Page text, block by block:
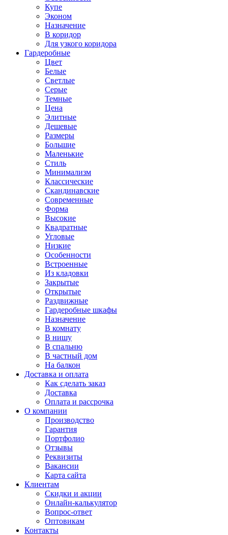
Купе
Эконом
Назначение
В коридор
Для узкого коридора
Гардеробные
Цвет
Белые
Светлые
Серые
Темные
Цена
Элитные
Дешевые
Размеры
Большие
Маленькие
Стиль
Минимализм
Классические
Скандинавские
Современные
Форма
Высокие
Квадратные
Угловые
Низкие
Особенности
Встроенные
Из кладовки
Закрытые
Открытые
Раздвижные
Гардеробные шкафы
Назначение
В комнату
В нишу
В спальню
В частный дом
На балкон
Доставка и оплата
Как сделать заказ
Доставка
Оплата и рассрочка
О компании
Производство
Гарантия
Портфолио
Отзывы
Реквизиты
Вакансии
Карта сайта
Клиентам
Скидки и акции
Онлайн-калькулятор
Вопрос-ответ
Оптовикам
Контакты